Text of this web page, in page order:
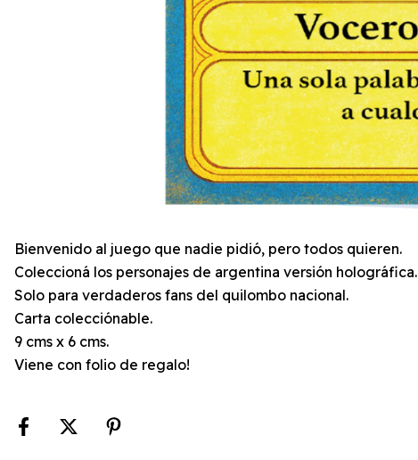
Bienvenido al juego que nadie pidió, pero todos quieren.
Coleccioná los personajes de argentina versión holográfica.
Solo para verdaderos fans del quilombo nacional.
Carta colecciónable.
9 cms x 6 cms.
Viene con folio de regalo!